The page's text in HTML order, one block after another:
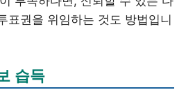
표권을 위임하는 것도 방법입니
습득